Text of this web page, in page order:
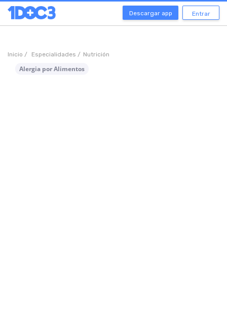
Descargar app Entrar
Inicio / Especialidades / Nutrición
Alergia por Alimentos